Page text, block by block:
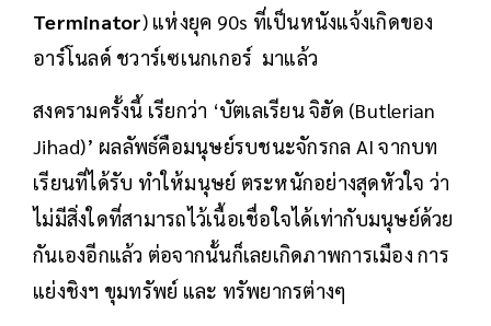
Terminator) แห่งยุค 90s ที่เป็นหนังแจ้งเกิดของ
อาร์โนลด์ ชวาร์เซเนกเกอร์ มาแล้ว
สงครามครั้งนี้ เรียกว่า ‘บัตเลเรียน จิฮัด (Butlerian
Jihad)’ ผลลัพธ์คือมนุษย์รบชนะจักรกล AI จากบท
เรียนที่ได้รับ ทำให้มนุษย์ ตระหนักอย่างสุดหัวใจ ว่า
ไม่มีสิ่งใดที่สามารถไว้เนื้อเชื่อใจได้เท่ากับมนุษย์ด้วย
กันเองอีกแล้ว ต่อจากนั้นก็เลยเกิดภาพการเมือง การ
แย่งชิงฯ ขุมทรัพย์ และ ทรัพยากรต่างๆ